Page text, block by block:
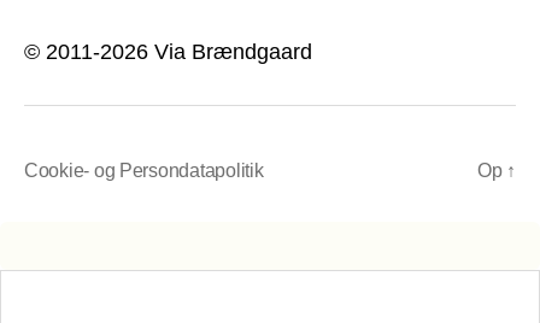
© 2011-2026 Via Brændgaard
Cookie- og Persondatapolitik Op ↑